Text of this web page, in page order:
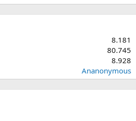
8.181
80.745
8.928
Ananonymous